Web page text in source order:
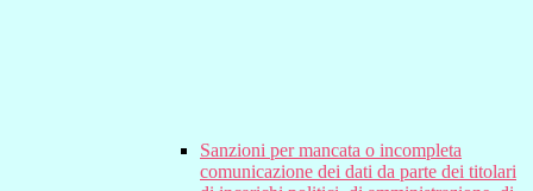
Sanzioni per mancata o incompleta
comunicazione dei dati da parte dei titolari